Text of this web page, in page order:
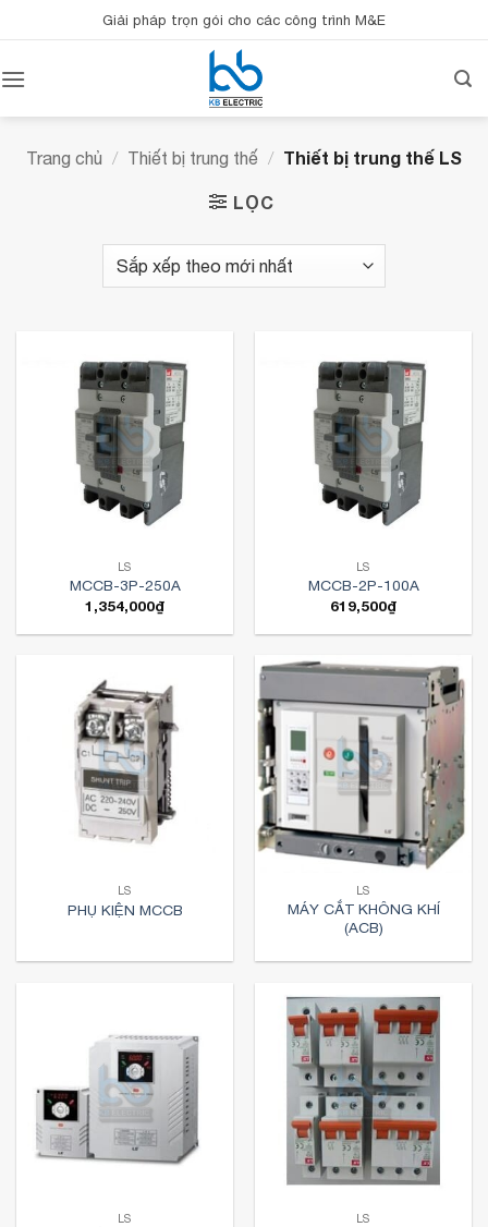
qua
dung
Giải pháp trọn gói cho các công trình M&E
Trang chủ / Thiết bị trung thế / Thiết bị trung thế LS
LỌC
LS
MCCB-3P-250A
1,354,000₫
LS
MCCB-2P-100A
619,500₫
LS
PHỤ KIỆN MCCB
LS
MÁY CẮT KHÔNG KHÍ
(ACB)
LS LS